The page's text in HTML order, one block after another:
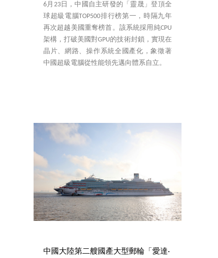
6月23日，中國自主研發的「靈晟」登頂全
球超級電腦TOP500排行榜第一，時隔九年
再次超越美國重奪榜首。該系統採用純CPU
架構，打破美國對GPU的技術封鎖，實現在
晶片、網路、操作系統全國產化，象徵著
中國超級電腦從性能領先邁向體系自立。
中國大陸第二艘國產大型郵輪「愛達·